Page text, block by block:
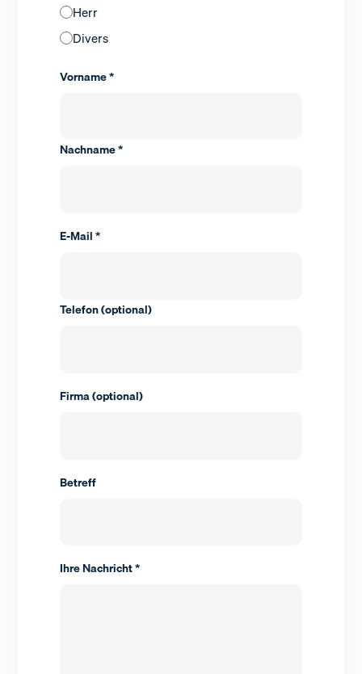
Herr
Divers
Vorname *
Nachname *
E-Mail *
Telefon (optional)
Firma (optional)
Betreff
Ihre Nachricht *